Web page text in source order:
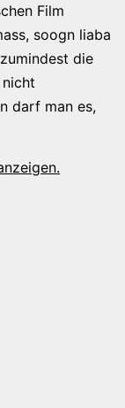
Film
soogn liaba
die
darf man es,